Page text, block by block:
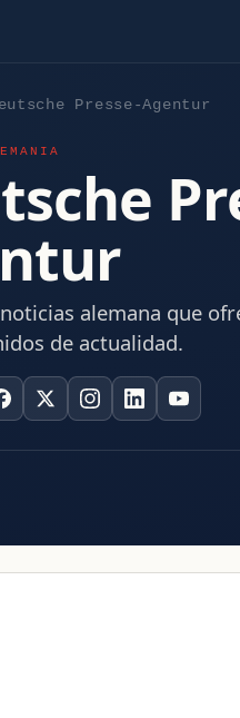
Presse-Agentur
alemana que
de actualidad.